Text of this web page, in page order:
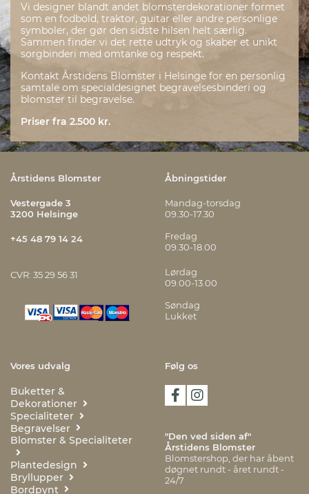
Vi designer blandt andet blomsterdekorationer formet
som en fodbold, traktor, guitar eller andre personlige
symboler, der gør den sidste hilsen helt særlig.
Sammen finder vi det rette udtryk og skaber et unikt
sorgbinderi med omtanke og respekt.
Kontakt Årstidens Blomster i Helsinge for en personlig
samtale om specialdesignet begravelsesbinderi og
blomster til begravelse.
Priser fra 2.500 kr.
Årstidens Blomster
Vestergade 3
3200 Helsinge
+45 48 79 14 24
CVR: 35 29 56 31
Åbningstider
Mandag-torsdag
09.30-17.30
Fredag
09.30-18.00
Lørdag
09.00-13.00
Søndag
Lukket
Vores udvalg
Buketter &
Dekorationer
Specialiteter
Begravelser
Blomster & Specialiteter
Plantedesign
Bryllupper
Bordpynt
Følg os
"Den ved siden af"
Årstidens Blomster
Blomstershop, der har åbent
døgnet rundt - året rundt -
24/7